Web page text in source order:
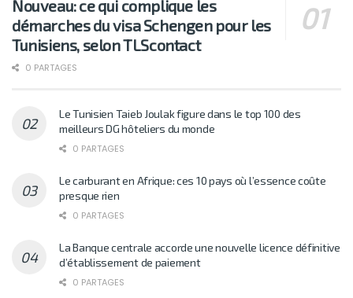
Nouveau: ce qui complique les
démarches du visa Schengen pour les
Tunisiens, selon TLScontact
0 PARTAGES
Le Tunisien Taieb Joulak figure dans le top 100 des
meilleurs DG hôteliers du monde
0 PARTAGES
Le carburant en Afrique: ces 10 pays où l’essence coûte
presque rien
0 PARTAGES
La Banque centrale accorde une nouvelle licence définitive
d’établissement de paiement
0 PARTAGES